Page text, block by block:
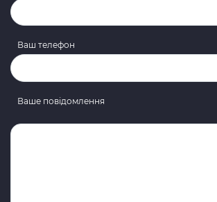
Ваш телефон
Ваше повідомлення